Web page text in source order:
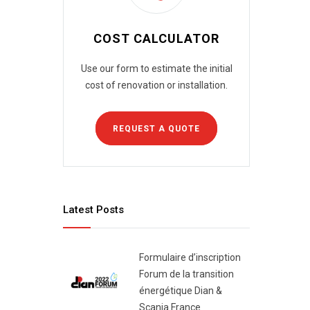
COST CALCULATOR
Use our form to estimate the initial
cost of renovation or installation.
REQUEST A QUOTE
Latest Posts
Formulaire d’inscription
Forum de la transition
énergétique Dian &
Scania France